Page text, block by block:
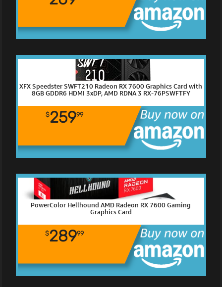
XFX Speedster SWFT210 Radeon RX 7600 Graphics Card with
8GB GDDR6 HDMI 3xDP, AMD RDNA 3 RX-76PSWFTFY
$25999
PowerColor Hellhound AMD Radeon RX 7600 Gaming
Graphics Card
$28999